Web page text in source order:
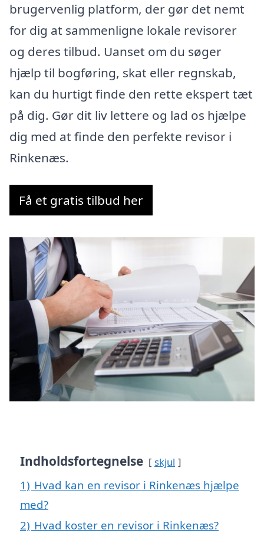
brugervenlig platform, der gør det nemt
for dig at sammenligne lokale revisorer
og deres tilbud. Uanset om du søger
hjælp til bogføring, skat eller regnskab,
kan du hurtigt finde den rette ekspert tæt
på dig. Gør dit liv lettere og lad os hjælpe
dig med at finde den perfekte revisor i
Rinkenæs.
Få et gratis tilbud her
Indholdsfortegnelse skjul
1) Hvad kan en revisor i Rinkenæs hjælpe
med?
2) Hvad koster en revisor i Rinkenæs?